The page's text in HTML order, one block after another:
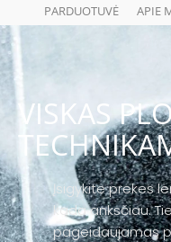
PARDUOTUVĖ APIE
VISKAS
Įsigykite prekes
kada anksčiau.
pageidaujamas